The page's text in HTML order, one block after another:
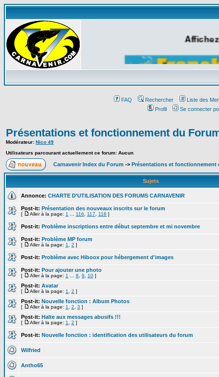
FAQ Rechercher
Liste des
Profil
Se connecter
Présentations et fonctionnement du
Modérateur: Nico 49
Utilisateurs parcourant actuellement ce forum: Aucun
Carnavenir Index du Forum -> Présentations et fonctionnement
Sujets
Annonce: CHARTE D'UTILISATION DES FORUMS CARNAVENIR
Post-it: Présentation des nouveaux inscrits sur le forum
[ Aller à la page: 1 116 117 118 ]
Post-it: Problème inscriptions entre début septembre et mi novembre
Post-it: Problème MP forum
[ Aller à la page: 1 2 ]
Post-it: Problème avec Hiboox pour hébergement d'images
Post-it: Pour ajouter une photo
[ Aller à la page: 1 8 9 10 ]
Post-it: Avatar
[ Aller à la page: 1 2 ]
Post-it: Nouvelle fonction : Album Photos
[ Aller à la page: 1 2 3 ]
Post-it: Halte aux messages abusifs !!!
[ Aller à la page: 1 2 ]
Post-it: Nouvelle fonction : identification des utilisateurs du forum
Wilfried
Antho65